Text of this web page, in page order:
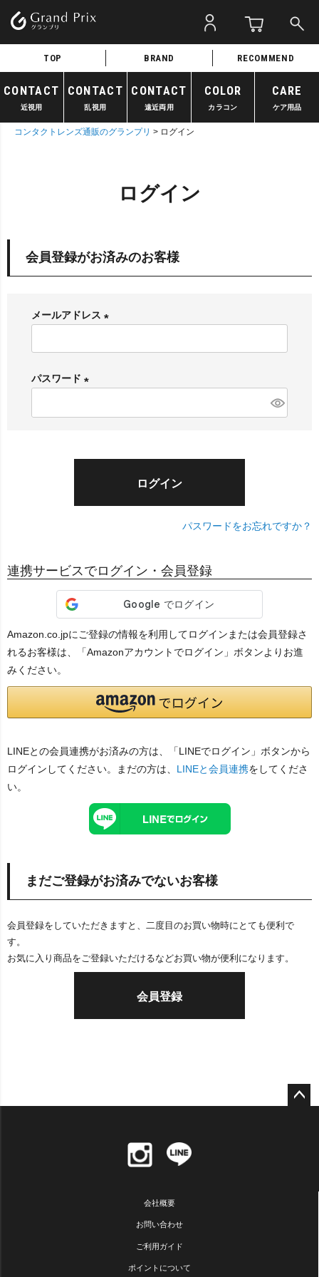
TOP BRAND RECOMMEND
CONTACT
近視用
CONTACT
乱視用
CONTACT
遠近両用
COLOR
カラコン
CARE
ケア用品
コンタクトレンズ通販のグランプリ ログイン
ログイン
会員登録がお済みのお客様
メールアドレス
必
)
パスワード
必
ログイン
パスワードをお忘れですか？
連携サービスでログイン・会員登録
Amazon.co.jpにご登録の情報を利用してログインまたは会員登録さ
れるお客様は、「Amazonアカウントでログイン」ボタンよりお進
みください。
LINEとの会員連携がお済みの方は、「LINEでログイン」ボタンから
ログインしてください。まだの方は、 LINEと会員連携をしてくださ
い。
まだご登録がお済みでないお客様
会員登録をしていただきますと、二度目のお買い物時にとても便利で
す。
お気に入り商品をご登録いただけるなどお買い物が便利になります。
会員登録
会社概要
お問い合わせ
ご利用ガイド
ポイントについて